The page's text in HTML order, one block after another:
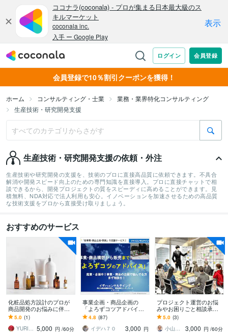
会員登録で10％割引クーポンを獲得！
ホーム コンサルティング・士業
業務・業界特化コンサルティング
生産技術・研究開発支援
生産技術・研究開発支援の依頼・外注
生産技術や研究開発の支援を、技術のプロに直接高品質に依頼できます。不具合
解消や開発スピード向上のための専門知識を直接導入。プロに直接チャットで相
談できるから、開発プロジェクトの質をスピーディに高めることができます。見
積無料、NDA対応で法人利用も安心。イノベーションを加速させるための高品質
な技術支援をプロから直接受け取りましょう。
おすすめのサービス
化粧品処方設計のプロが
商品開発のお悩みに伴走
します コンセプト・世界
観を整理し、処方設計と
いう形で具体化します
5.0 (1)
YURI スキンケアフォーミュレーター 5,000 円 /60分
事業企画・商品企画の
「よろずコツアドバイ
ス」します 起業・企画
中！売れる事業・商品の
企画で悩んでる方まず相
4.8 (87)
イデハ７０
3,000 円
プロジェクト運営のお悩
みやお困りごと相談承り
ます プロジェクト成功の
鍵を元ソニーのPMOがわ
かりやすく伝授！
5.0 (3)
小山 透
3,000 円 /60分